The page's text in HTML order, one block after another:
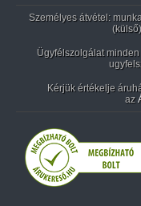
Személyes átvétel:
Ügyfélszolgálat
Kérjük értékelje
az